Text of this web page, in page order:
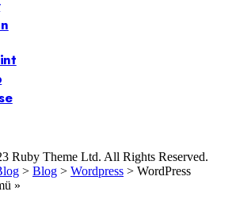
Ruby Theme Ltd. All Rights Reserved.
> Blog > Wordpress > WordPress
»